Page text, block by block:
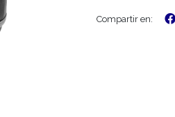
Compartir en: